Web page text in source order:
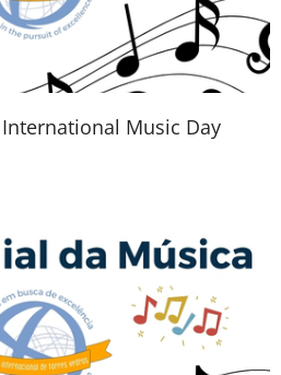
International Music Day